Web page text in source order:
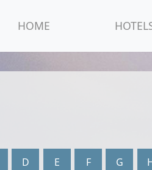
HOME
D E F G